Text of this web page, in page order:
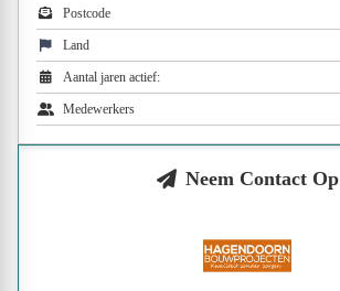
Postcode
Land
Aantal jaren actief:
Medewerkers
Neem Contact Op